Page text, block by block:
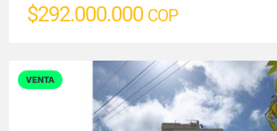
$292.000.000 COP
VENTA